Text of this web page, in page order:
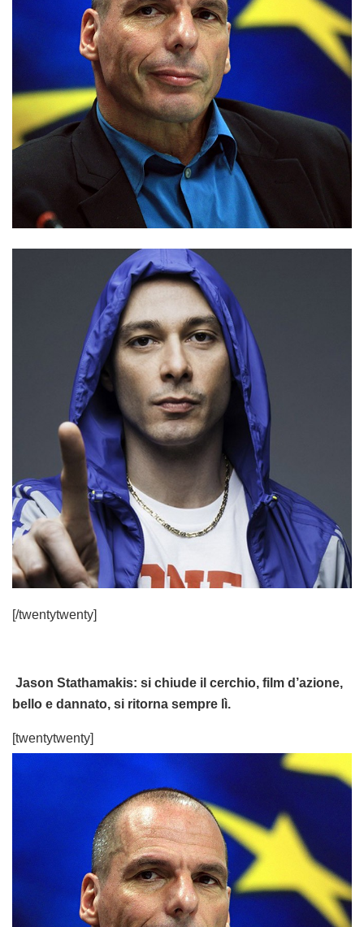
[/twentytwenty]
Jason Stathamakis: si chiude il cerchio, film d’azione,
bello e dannato, si ritorna sempre lì.
[twentytwenty]